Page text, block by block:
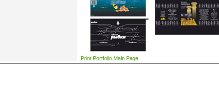
Print Portfolio Main Page